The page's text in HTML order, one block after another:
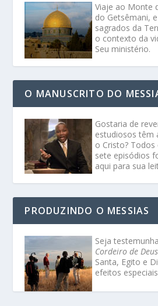
Viaje ao Monte
do Getsêmani,
sagrados da
o contexto da
Seu ministério.
O MANUSCRITO DO
Gostaria de
estudiosos têm
o Cristo?
sete episódios
aqui para sua
PRODUZINDO O MESSIAS
Seja
Cordeiro de Deus
Santa, Egito e
efeitos